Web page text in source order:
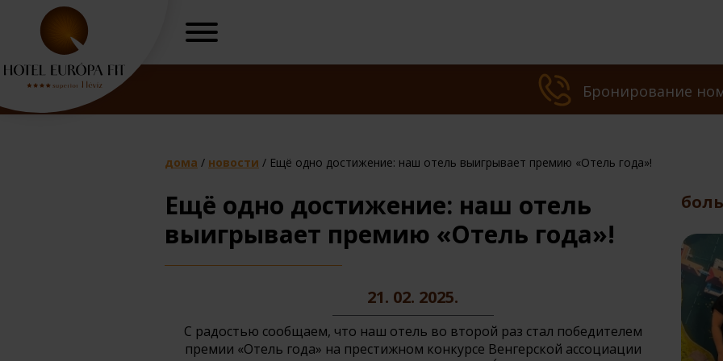
«Программа интимного
«Программа
омоложения»®
Бронирование
дома / новости / Ещё одно достижение: наш отель выигрывает премию «Отель года»!
Ещё одно достижение: наш отель
выигрывает премию «Отель года»!
21. 02. 2025.
С радостью сообщаем, что наш отель во второй раз стал победителем
премии «Отель года» на престижном конкурсе Венгерской ассоциации